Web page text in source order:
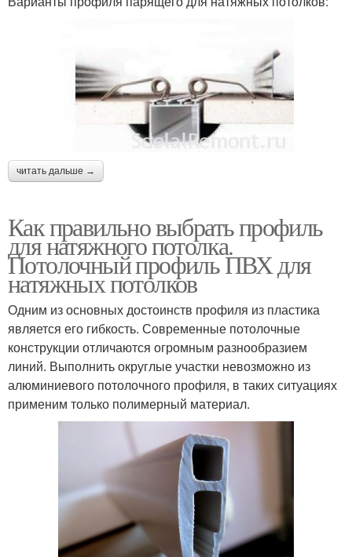
читать дальше →
Как правильно выбрать профиль
для натяжного потолка.
Потолочный профиль ПВХ для
натяжных потолков
Одним из основных достоинств профиля из пластика
является его гибкость. Современные потолочные
конструкции отличаются огромным разнообразием
линий. Выполнить округлые участки невозможно из
алюминиевого потолочного профиля, в таких ситуациях
применим только полимерный материал.